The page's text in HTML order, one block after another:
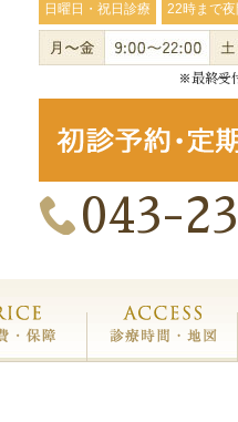
日曜日・祝日診療 22時まで夜
※最終受
043-
ー 治療費・保証